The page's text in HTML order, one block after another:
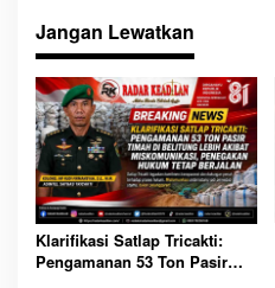
Jangan Lewatkan
Klarifikasi Satlap Tricakti:
Pengamanan 53 Ton Pasir